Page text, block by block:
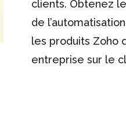
clients. Obtenez
de
les produits Zoho
entreprise sur le